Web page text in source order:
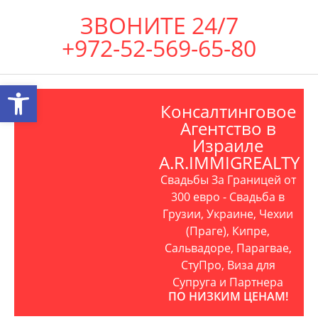
ЗВОНИТЕ 24/7
+972-52-569-65-80
Консалтинговое
Агентство в
Израиле
A.R.IMMIGREALTY
Свадьбы За Границей от
300 евро - Свадьба в
Грузии, Украине, Чехии
(Праге), Кипре,
Сальвадоре, Парагвае,
СтуПро, Виза для
Супруга и Партнера
ПО НИЗКИМ ЦЕНАМ!
Открыть панель инструментов